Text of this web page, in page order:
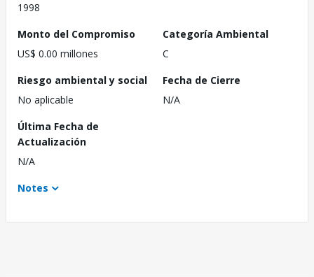
1998
Monto del Compromiso
US$ 0.00 millones
Categoría Ambiental
C
Riesgo ambiental y social
No aplicable
Fecha de Cierre
N/A
Última Fecha de
Actualización
N/A
Notes